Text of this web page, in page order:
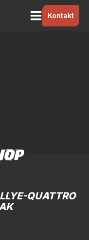
Kontakt
QUATTRO